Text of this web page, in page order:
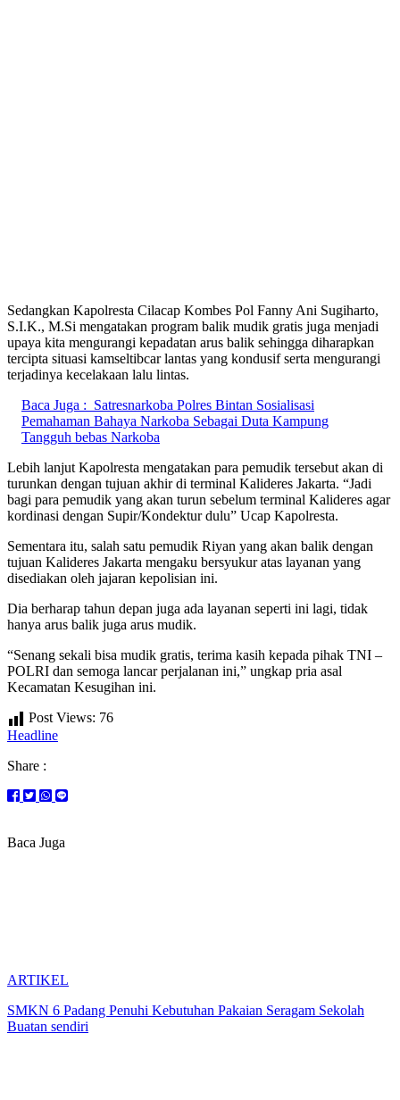
Sedangkan Kapolresta Cilacap Kombes Pol Fanny Ani Sugiharto,
S.I.K., M.Si mengatakan program balik mudik gratis juga menjadi
upaya kita mengurangi kepadatan arus balik sehingga diharapkan
tercipta situasi kamseltibcar lantas yang kondusif serta mengurangi
terjadinya kecelakaan lalu lintas.
Baca Juga : Satresnarkoba Polres Bintan Sosialisasi
Pemahaman Bahaya Narkoba Sebagai Duta Kampung
Tangguh bebas Narkoba
Lebih lanjut Kapolresta mengatakan para pemudik tersebut akan di
turunkan dengan tujuan akhir di terminal Kalideres Jakarta. “Jadi
bagi para pemudik yang akan turun sebelum terminal Kalideres agar
kordinasi dengan Supir/Kondektur dulu” Ucap Kapolresta.
Sementara itu, salah satu pemudik Riyan yang akan balik dengan
tujuan Kalideres Jakarta mengaku bersyukur atas layanan yang
disediakan oleh jajaran kepolisian ini.
Dia berharap tahun depan juga ada layanan seperti ini lagi, tidak
hanya arus balik juga arus mudik.
“Senang sekali bisa mudik gratis, terima kasih kepada pihak TNI –
POLRI dan semoga lancar perjalanan ini,” ungkap pria asal
Kecamatan Kesugihan ini.
Post Views: 76
Headline
Share :
Baca Juga
ARTIKEL
SMKN 6 Padang Penuhi Kebutuhan Pakaian Seragam Sekolah
Buatan sendiri